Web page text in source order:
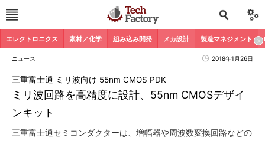
エレクトロニクス 素材／化学 組み込み開発 メカ設計 製造マネジメント
ニュース 2018年1月26日
ミリ波回路を高精度に設計、55nm CMOSデザイ
ンキット
三重富士通 ミリ波向け 55nm CMOS PDK
三重富士通セミコンダクターは、増幅器や周波数変換回路などの